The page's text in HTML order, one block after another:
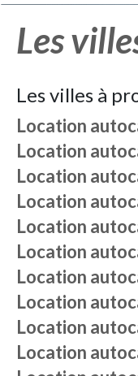
Les
Les villes à
Location
Location
Location
Location
Location
Location
Location
Location
Location
Location